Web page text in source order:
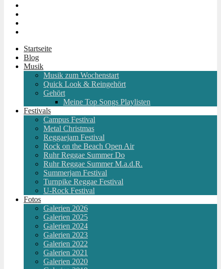
Startseite
Blog
Musik
Musik zum Wochenstart
Quick Look & Reingehört
Gehört
Meine Top Songs Playlisten
Festivals
Campus Festival
Metal Christmas
Reggaejam Festival
Rock on the Beach Open Air
Ruhr Reggae Summer Do
Ruhr Reggae Summer M.a.d.R.
Summerjam Festival
Turnpike Reggae Festival
U-Rock Festival
Fotos
Galerien 2026
Galerien 2025
Galerien 2024
Galerien 2023
Galerien 2022
Galerien 2021
Galerien 2020